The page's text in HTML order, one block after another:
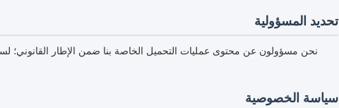
تحديد المسؤولية
نحن مسؤولون عن محتوى عمليات التحميل الخاصة بنا ضمن الإطار القانوني؛
سياسة الخصوصية